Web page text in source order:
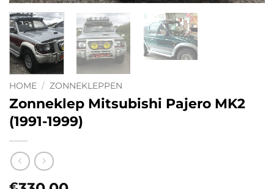
HOME / ZONNEKLEPPEN
Zonneklep Mitsubishi Pajero MK2
(1991-1999)